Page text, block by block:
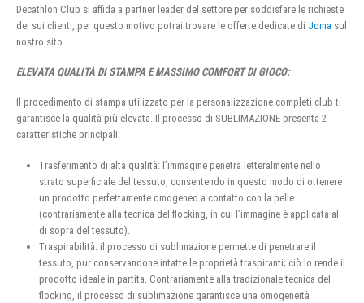
Decathlon Club si affida a partner leader del settore per soddisfare le richieste
dei sui clienti, per questo motivo potrai trovare le offerte dedicate di Joma sul
nostro sito.
ELEVATA QUALITÀ DI STAMPA E MASSIMO COMFORT DI GIOCO:
Il procedimento di stampa utilizzato per la personalizzazione completi club ti
garantisce la qualità più elevata. Il processo di SUBLIMAZIONE presenta 2
caratteristiche principali:
Trasferimento di alta qualità: l’immagine penetra letteralmente nello
strato superficiale del tessuto, consentendo in questo modo di ottenere
un prodotto perfettamente omogeneo a contatto con la pelle
(contrariamente alla tecnica del flocking, in cui l’immagine è applicata al
di sopra del tessuto).
Traspirabilità: il processo di sublimazione permette di penetrare il
tessuto, pur conservandone intatte le proprietà traspiranti; ciò lo rende il
prodotto ideale in partita. Contrariamente alla tradizionale tecnica del
flocking, il processo di sublimazione garantisce una omogeneità